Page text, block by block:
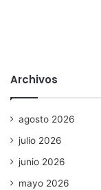
Archivos
agosto 2026
julio 2026
junio 2026
mayo 2026